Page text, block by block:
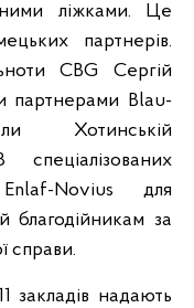
ліжками. Це
партнерів.
CBG Сергій
партнерами Blau-
Хотинській
спеціалізованих
Novius для
благодійникам за
справи.
закладів надають